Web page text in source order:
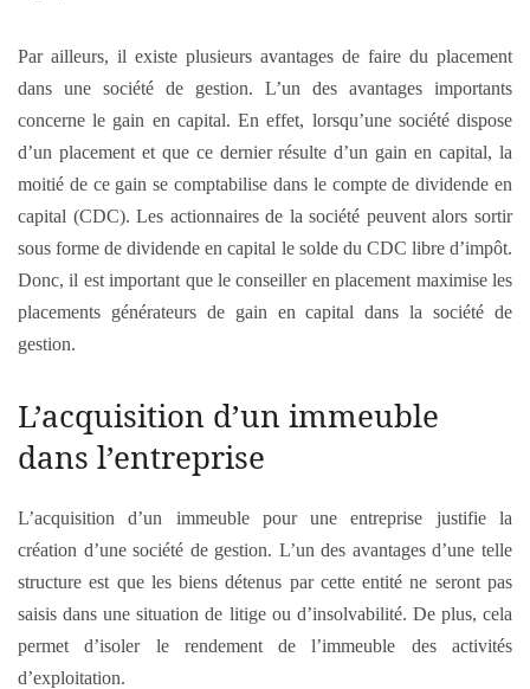
Par ailleurs, il existe plusieurs avantages de faire du placement
dans une société de gestion. L’un des avantages importants
concerne le gain en capital. En effet, lorsqu’une société dispose
d’un placement et que ce dernier résulte d’un gain en capital, la
moitié de ce gain se comptabilise dans le compte de dividende en
capital (CDC). Les actionnaires de la société peuvent alors sortir
sous forme de dividende en capital le solde du CDC libre d’impôt.
Donc, il est important que le conseiller en placement maximise les
placements générateurs de gain en capital dans la société de
gestion.
L’acquisition d’un immeuble
dans l’entreprise
L’acquisition d’un immeuble pour une entreprise justifie la
création d’une société de gestion. L’un des avantages d’une telle
structure est que les biens détenus par cette entité ne seront pas
saisis dans une situation de litige ou d’insolvabilité. De plus, cela
permet d’isoler le rendement de l’immeuble des activités
d’exploitation.